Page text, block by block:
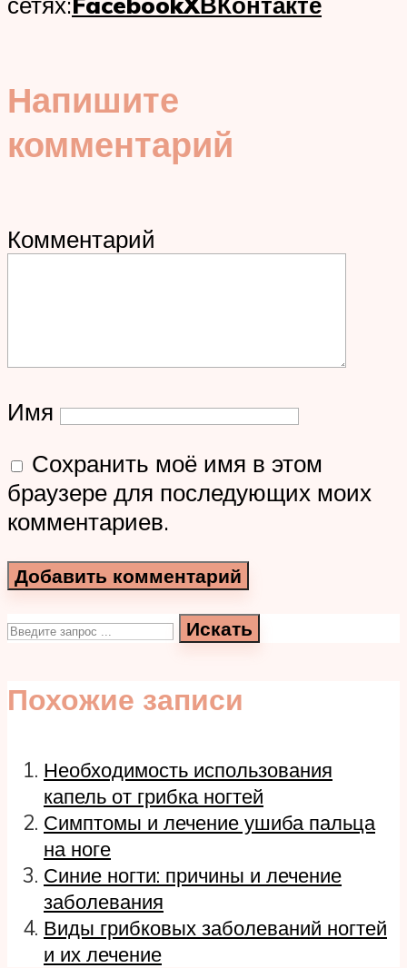
Напишите
комментарий
Комментарий
Имя
Сохранить моё имя в этом
браузере для последующих моих
комментариев.
Искать
Похожие записи
Необходимость использования
капель от грибка ногтей
Симптомы и лечение ушиба пальца
на ноге
Синие ногти: причины и лечение
заболевания
Виды грибковых заболеваний ногтей
и их лечение